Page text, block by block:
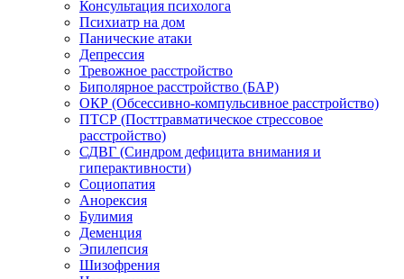
Консультация психолога
Психиатр на дом
Панические атаки
Депрессия
Тревожное расстройство
Биполярное расстройство (БАР)
ОКР (Обсессивно-компульсивное расстройство)
ПТСР (Посттравматическое стрессовое
расстройство)
СДВГ (Синдром дефицита внимания и
гиперактивности)
Социопатия
Анорексия
Булимия
Деменция
Эпилепсия
Шизофрения